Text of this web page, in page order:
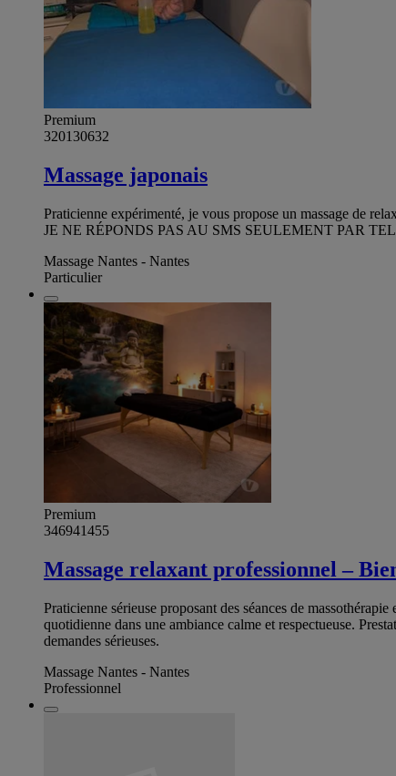
Premium
320130632
Massage japonais
Praticienne expérimenté, je vous propose un massage de
JE NE RÉPONDS PAS AU SMS SEULEMENT PAR
Massage Nantes - Nantes
Particulier
Premium
346941455
Massage relaxant professionnel –
Praticienne sérieuse proposant des séances de
quotidienne dans une ambiance calme et respectueuse.
demandes sérieuses.
Massage Nantes - Nantes
Professionnel